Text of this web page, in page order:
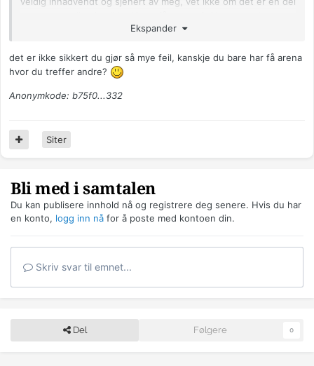
noen råd til hva jeg kan gjøre og hva jeg gjør feil?
Anonymkode: 6cdff...b7c
Ekspander
det er ikke sikkert du gjør så mye feil, kanskje du bare har få arena
hvor du treffer andre?
Anonymkode: b75f0...332
Siter
Bli med i samtalen
Du kan publisere innhold nå og registrere deg senere. Hvis du har
en konto, logg inn nå for å poste med kontoen din.
Skriv svar til emnet...
Del Følgere 0